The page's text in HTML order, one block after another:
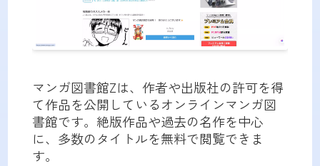
マンガ図書館Zは、作者や出版社の許可を得
て作品を公開しているオンラインマンガ図
書館です。絶版作品や過去の名作を中心
に、多数のタイトルを無料で閲覧できま
す。